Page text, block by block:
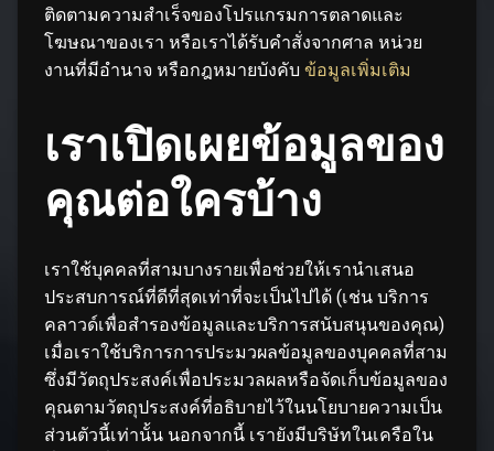
ติดตามความสำเร็จของโปรแกรมการตลาดและ
โฆษณาของเรา หรือเราได้รับคำสั่งจากศาล หน่วย
งานที่มีอำนาจ หรือกฎหมายบังคับ ข้อมูลเพิ่มเติม
เราเปิดเผยข้อมูลของ
คุณต่อใครบ้าง
เราใช้บุคคลที่สามบางรายเพื่อช่วยให้เรานำเสนอ
ประสบการณ์ที่ดีที่สุดเท่าที่จะเป็นไปได้ (เช่น บริการ
คลาวด์เพื่อสำรองข้อมูลและบริการสนับสนุนของคุณ)
เมื่อเราใช้บริการการประมวผลข้อมูลของบุคคลที่สาม
ซึ่งมีวัตถุประสงค์เพื่อประมวลผลหรือจัดเก็บข้อมูลของ
คุณตามวัตถุประสงค์ที่อธิบายไว้ในนโยบายความเป็น
ส่วนตัวนี้เท่านั้น นอกจากนี้ เรายังมีบริษัทในเครือใน